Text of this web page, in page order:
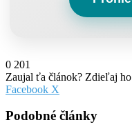
0 201
Zaujal ťa článok? Zdieľaj
Facebook X
Email
Podobné články